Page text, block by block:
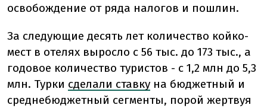
освобождение от ряда налогов и пошлин.
За следующие десять лет количество койко-
мест в отелях выросло с 56 тыс. до 173 тыс., а
годовое количество туристов - с 1,2 млн до 5,3
млн. Турки сделали ставку на бюджетный и
среднебюджетный сегменты, порой жертвуя